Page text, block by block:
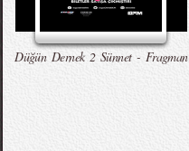
Düğün Dernek 2 Sünnet - Fragman